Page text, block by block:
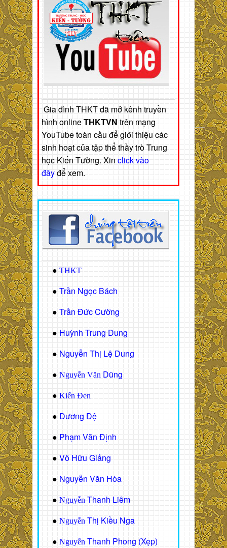
Gia đình THKT đã mở kênh truyền
hình onlineTHKTVN trên mạng
YouTube toàn cầu để giới thiệu các
sinh hoạt của tập thể thầy trò Trung
học Kiến Tường. Xin click vào
đâyđể xem.
● THKT
● Trần Ngọc Bách
● Trần Đức Cường
● Huỳnh Trung Dung
● Nguyễn Thị Lệ Dung
● Nguyễn Văn Dũng
● Kiến Đen
● Dương Đệ
● Phạm Văn Định
● Võ Hữu Giảng
● Nguyễn Văn Hòa
● Nguyễn Thanh Liêm
● Nguyễn Thị Kiều Nga
● Nguyễn Thanh Phong (Xẹp)